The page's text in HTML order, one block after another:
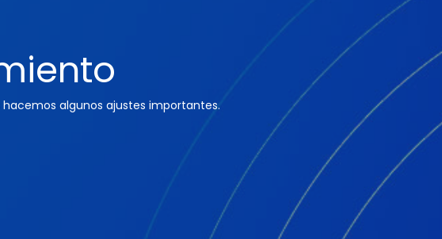
algunos ajustes importantes.